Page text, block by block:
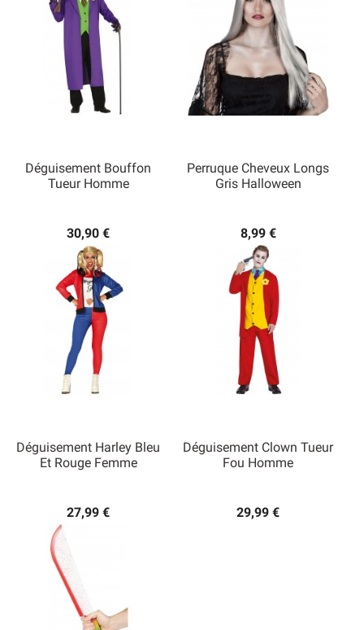
Déguisement Bouffon
Tueur Homme
30,90 €
Perruque Cheveux Longs
Gris Halloween
8,99 €
Déguisement Harley Bleu
Et Rouge Femme
27,99 €
Déguisement Clown Tueur
Fou Homme
29,99 €